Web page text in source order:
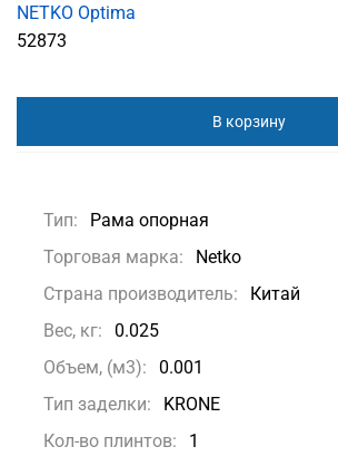
NETKO Optima
52873
В корзину
Тип:
Рама опорная
Торговая марка:
Netko
Страна производитель:
Китай
Вес, кг:
0.025
Объем, (м3):
0.001
Тип заделки:
KRONE
Кол-во плинтов:
1